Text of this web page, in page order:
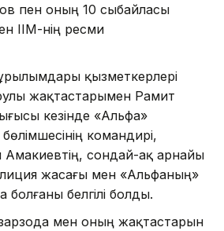
пен оның 10 сыбайласы
ІІМ-нің ресми
қызметкерлері
жақтастарымен Рамит
кезінде «Альфа»
командирі,
сондай-ақ арнайы
жасағы мен «Альфаның»
болғаны белгілі болды.
мен оның жақтастарын